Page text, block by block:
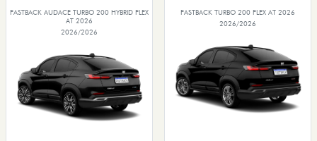
FASTBACK AUDACE TURBO 200 HYBRID FLEX
AT 2026
2026/2026
FASTBACK TURBO 200 FLEX AT 2026
2026/2026